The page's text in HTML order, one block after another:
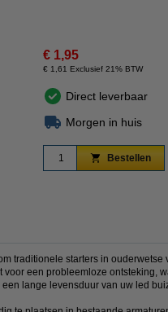
€ 1,95
€ 1,61 Exclusief 21% BTW
Direct leverbaar
Morgen in huis
Bestellen
traditionele starters in
een probleemloze ontsteking,
lange levensduur van uw led